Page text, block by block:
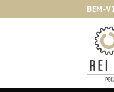
para
BEM-